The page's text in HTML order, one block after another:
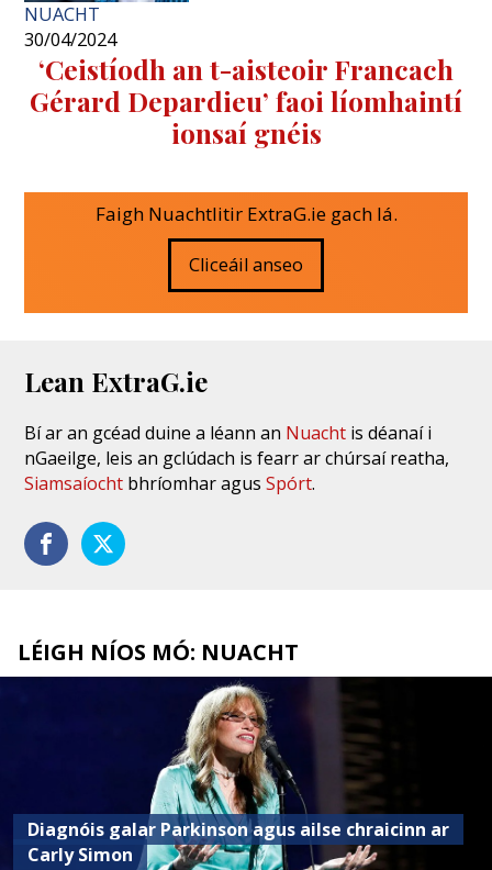
NUACHT
30/04/2024
‘Ceistíodh an t-aisteoir Francach
Gérard Depardieu’ faoi líomhaintí
ionsaí gnéis
Faigh Nuachtlitir ExtraG.ie gach lá.
Cliceáil anseo
Lean ExtraG.ie
Bí ar an gcéad duine a léann an Nuacht is déanaí i
nGaeilge, leis an gclúdach is fearr ar chúrsaí reatha,
Siamsaíocht bhríomhar agusSpórt.
LÉIGH NÍOS MÓ: NUACHT
Diagnóis galar Parkinson agus ailse chraicinn ar
Carly Simon